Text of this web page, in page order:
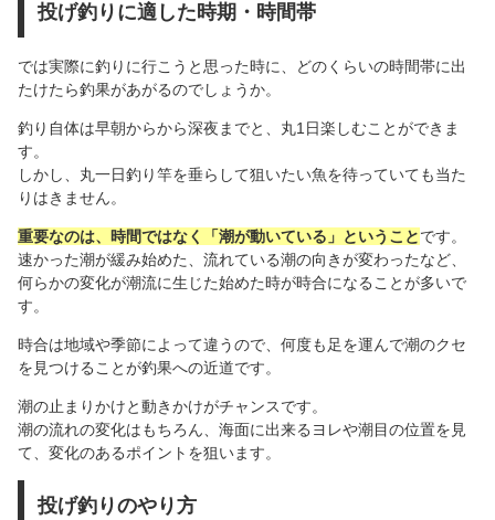
投げ釣りに適した時期・時間帯
では実際に釣りに行こうと思った時に、どのくらいの時間帯に出
たけたら釣果があがるのでしょうか。
釣り自体は早朝からから深夜までと、丸1日楽しむことができま
す。
しかし、丸一日釣り竿を垂らして狙いたい魚を待っていても当た
りはきません。
重要なのは、時間ではなく「潮が動いている」ということです。
速かった潮が緩み始めた、流れている潮の向きが変わったなど、
何らかの変化が潮流に生じた始めた時が時合になることが多いで
す。
時合は地域や季節によって違うので、何度も足を運んで潮のクセ
を見つけることが釣果への近道です。
潮の止まりかけと動きかけがチャンスです。
潮の流れの変化はもちろん、海面に出来るヨレや潮目の位置を見
て、変化のあるポイントを狙います。
投げ釣りのやり方